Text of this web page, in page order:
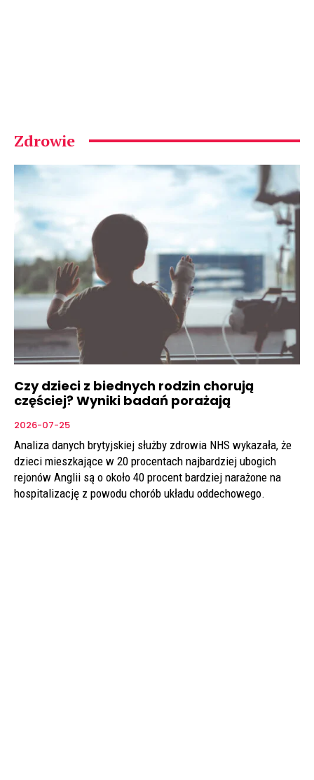
Zdrowie
Czy dzieci z biednych rodzin chorują
częściej? Wyniki badań porażają
2026-07-25
Analiza danych brytyjskiej służby zdrowia NHS wykazała, że
dzieci mieszkające w 20 procentach najbardziej ubogich
rejonów Anglii są o około 40 procent bardziej narażone na
hospitalizację z powodu chorób układu oddechowego.